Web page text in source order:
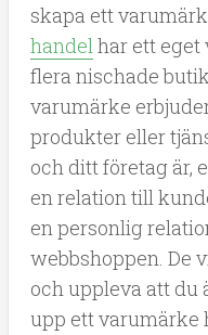
skapa ett
handelhar ett eget
flera nischade
varumärke
produkter eller
och ditt företag är,
en relation till
en personlig
webbshoppen. De
och uppleva att du
upp ett varumärke